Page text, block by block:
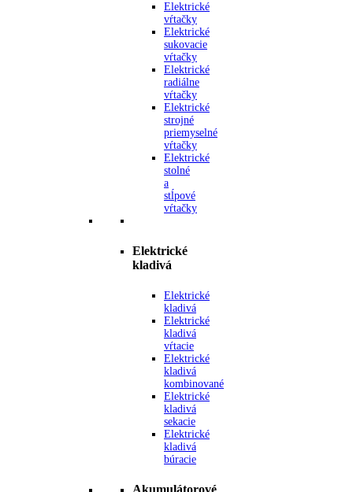
Elektrické
vŕtačky
Elektrické
sukovacie
vŕtačky
Elektrické
radiálne
vŕtačky
Elektrické
strojné
priemyselné
vŕtačky
Elektrické
stolné
a
stĺpové
vŕtačky
Elektrické
kladivá
Elektrické
kladivá
Elektrické
kladivá
vŕtacie
Elektrické
kladivá
kombinované
Elektrické
kladivá
sekacie
Elektrické
kladivá
búracie
Akumulátorové